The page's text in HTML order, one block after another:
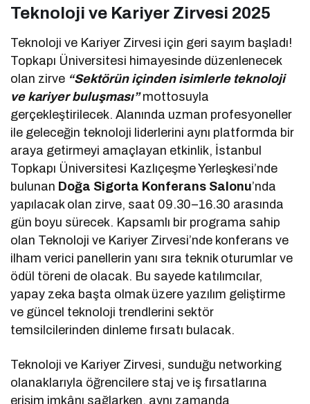
Teknoloji ve Kariyer Zirvesi 2025
Teknoloji ve Kariyer Zirvesi için geri sayım başladı!
Topkapı Üniversitesi himayesinde düzenlenecek
olan zirve “Sektörün içinden isimlerle teknoloji
ve kariyer buluşması”mottosuyla
gerçekleştirilecek. Alanında uzman profesyoneller
ile geleceğin teknoloji liderlerini aynı platformda bir
araya getirmeyi amaçlayan etkinlik, İstanbul
Topkapı Üniversitesi Kazlıçeşme Yerleşkesi’nde
bulunan Doğa Sigorta Konferans Salonu’nda
yapılacak olan zirve, saat 09.30–16.30 arasında
gün boyu sürecek. Kapsamlı bir programa sahip
olan Teknoloji ve Kariyer Zirvesi’nde konferans ve
ilham verici panellerin yanı sıra teknik oturumlar ve
ödül töreni de olacak. Bu sayede katılımcılar,
yapay zeka başta olmak üzere yazılım geliştirme
ve güncel teknoloji trendlerini sektör
temsilcilerinden dinleme fırsatı bulacak.
Teknoloji ve Kariyer Zirvesi, sunduğu networking
olanaklarıyla öğrencilere staj ve iş fırsatlarına
erişim imkânı sağlarken, aynı zamanda